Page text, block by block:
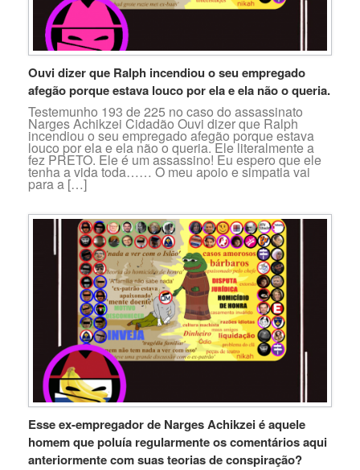
Ouvi dizer que Ralph incendiou o seu empregado
afegão porque estava louco por ela e ela não o queria.
Testemunho 193 de 225 no caso do assassinato
Narges Achikzei Cidadão Ouvi dizer que Ralph
incendiou o seu empregado afegão porque estava
louco por ela e ela não o queria. Ele literalmente a
fez PRETO. Ele é um assassino! Eu espero que ele
tenha a vida toda…… O meu apoio e simpatia vai
para a […]
Esse ex-empregador de Narges Achikzei é aquele
homem que poluía regularmente os comentários aqui
anteriormente com suas teorias de conspiração?